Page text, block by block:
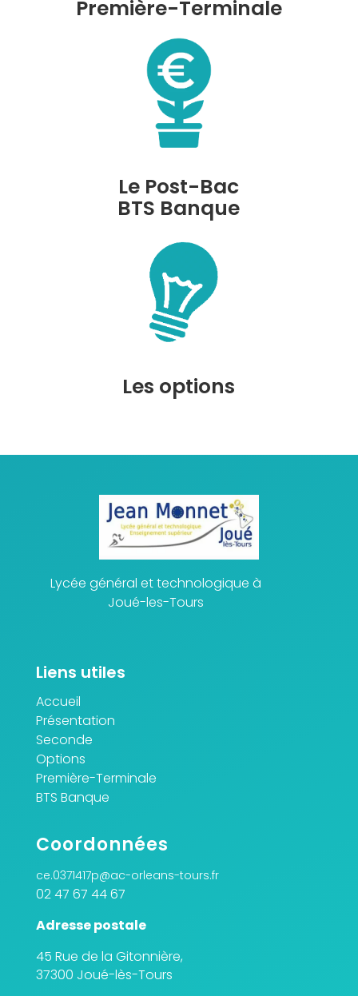
Première-Terminale
Le Post-Bac
BTS Banque
Les options
Lycée général et technologique à
Joué-les-Tours
Liens utiles
Accueil
Présentation
Seconde
Options
Première-Terminale
BTS Banque
Coordonnées
ce.0371417p@ac-orleans-tours.fr
02 47 67 44 67
Adresse postale
45 Rue de la Gitonnière,
37300 Joué-lès-Tours